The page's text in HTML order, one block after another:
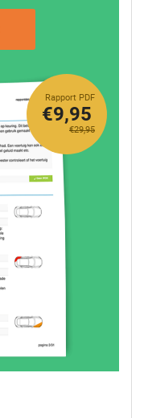
Rapport PDF
€29,95
€9,95